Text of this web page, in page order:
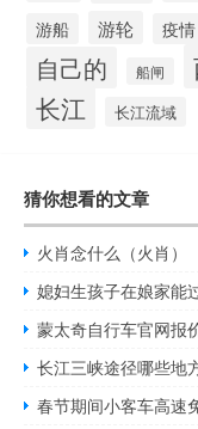
游船 游轮 疫情
自己的 船闸
长江 长江流域
猜你想看的文章
火肖念什么（火肖）
媳妇生孩子在娘家能
蒙太奇自行车官网报
长江三峡途径哪些地
春节期间小客车高速